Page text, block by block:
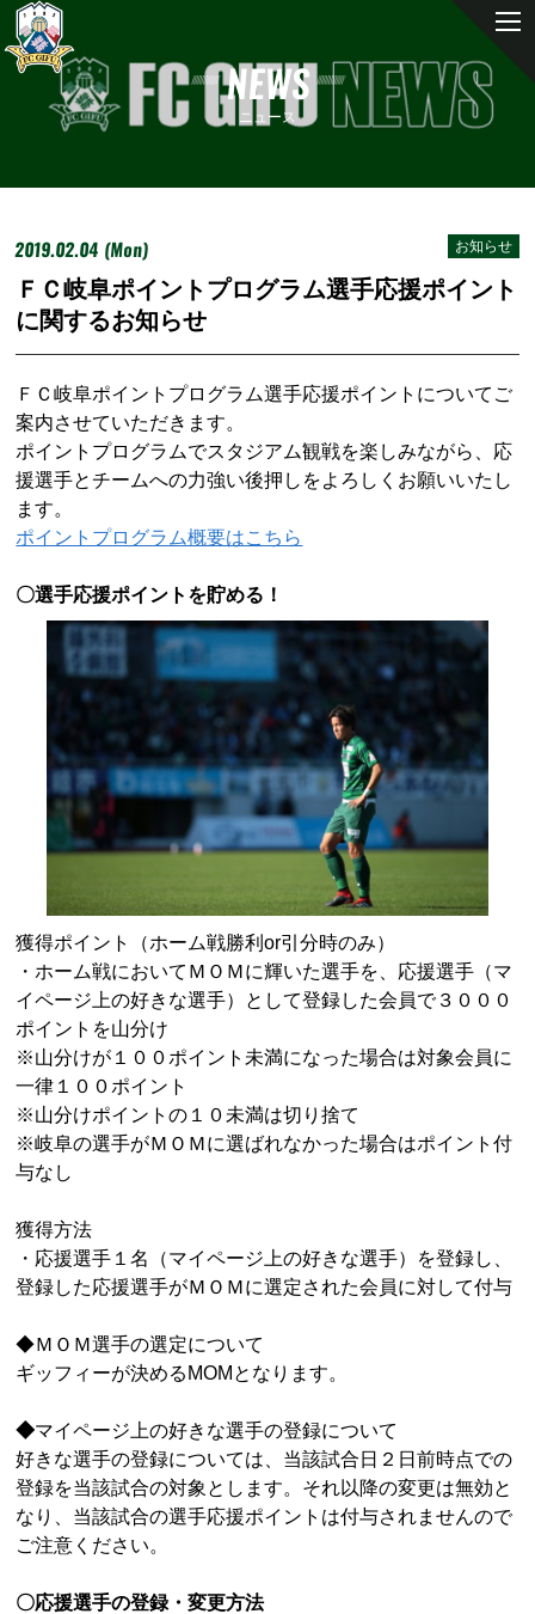
NEWS
ニュース
2019.02.04 (Mon) お知らせ
ＦＣ岐阜ポイントプログラム選手応援ポイント
に関するお知らせ
ＦＣ岐阜ポイントプログラム選手応援ポイントについてご
案内させていただきます。
ポイントプログラムでスタジアム観戦を楽しみながら、応
援選手とチームへの力強い後押しをよろしくお願いいたし
ます。
ポイントプログラム概要はこちら
〇選手応援ポイントを貯める！
獲得ポイント（ホーム戦勝利or引分時のみ）
・ホーム戦においてＭＯＭに輝いた選手を、応援選手（マ
イページ上の好きな選手）として登録した会員で３０００
ポイントを山分け
※山分けが１００ポイント未満になった場合は対象会員に
一律１００ポイント
※山分けポイントの１０未満は切り捨て
※岐阜の選手がＭＯＭに選ばれなかった場合はポイント付
与なし
獲得方法
・応援選手１名（マイページ上の好きな選手）を登録し、
登録した応援選手がＭＯＭに選定された会員に対して付与
◆ＭＯＭ選手の選定について
ギッフィーが決めるMOMとなります。
◆マイページ上の好きな選手の登録について
好きな選手の登録については、当該試合日２日前時点での
登録を当該試合の対象とします。それ以降の変更は無効と
なり、当該試合の選手応援ポイントは付与されませんので
ご注意ください。
〇応援選手の登録・変更方法